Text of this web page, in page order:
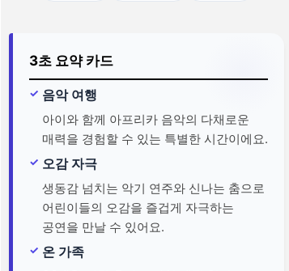
3초 요약 카드
음악 여행
아이와 함께 아프리카 음악의 다채로운
매력을 경험할 수 있는 특별한 시간이에요.
오감 자극
생동감 넘치는 악기 연주와 신나는 춤으로
어린이들의 오감을 즐겁게 자극하는
공연을 만날 수 있어요.
온 가족